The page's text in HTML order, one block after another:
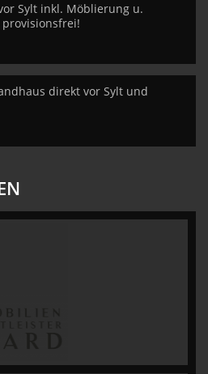
Sylt inkl. Möblierung u.
direkt vor Sylt und